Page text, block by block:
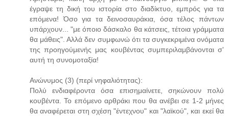
έγραψε τη δική του ιστορία στο διαδίκτυο, εμπρός για τα
επόμενα! Όσο για τα δεινοσαυράκια, όσα τέλος πάντων
υπάρχουν... "με όποιο δάσκαλο θα κάτσεις, τέτοια γράμματα
θα μάθεις". Αλλά δεν συμφωνώ ότι τα συγκεκριμένα ονόματα
της προηγούμενής μας κουβέντας συμπεριλαμβάνονται σ'
αυτή τη συνομοταξία!
Ανώνυμος (3) (περί νηφαλιότητας):
Πολύ ενδιαφέροντα όσα επισημαίνετε, σηκώνουν πολύ
κουβέντα. Το επόμενο αρθράκι που θα ανέβει σε 1-2 μήνες
θα αναφέρεται στη σχέση "έντεχνου" και "λαϊκού", και εκεί θα